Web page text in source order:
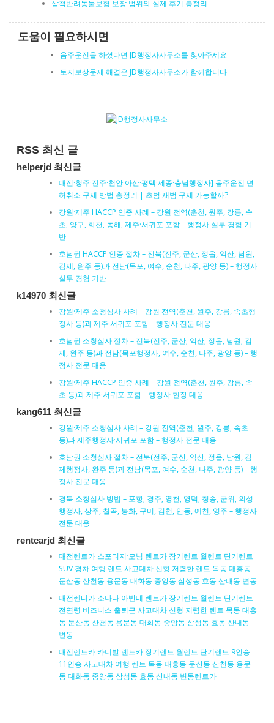
삼척반려동물보험 보장 범위와 실제 후기 총정리
도움이 필요하시면
음주운전을 하셨다면 JD행정사사무소를 찾아주세요
토지보상문제 해결은 JD행정사사무소가 함께합니다
RSS 최신 글
helperjd 최신글
대전·청주·전주·천안·아산·평택·세종·충남행정사] 음주운전 면
허취소 구제 방법 총정리 | 초범·재범 구제 가능할까?
강원·제주 HACCP 인증 사례 – 강원 전역(춘천, 원주, 강릉, 속
초, 양구, 화천, 동해, 제주·서귀포 포함 – 행정사 실무 경험 기
반
호남권 HACCP 인증 절차 – 전북(전주, 군산, 정읍, 익산, 남원,
김제, 완주 등)과 전남(목포, 여수, 순천, 나주, 광양 등) – 행정사
실무 경험 기반
k14970 최신글
강원·제주 소청심사 사례 – 강원 전역(춘천, 원주, 강릉, 속초행
정사 등)과 제주·서귀포 포함 – 행정사 전문 대응
호남권 소청심사 절차 – 전북(전주, 군산, 익산, 정읍, 남원, 김
제, 완주 등)과 전남(목포행정사, 여수, 순천, 나주, 광양 등) – 행
정사 전문 대응
강원·제주 HACCP 인증 사례 – 강원 전역(춘천, 원주, 강릉, 속
초 등)과 제주·서귀포 포함 – 행정사 현장 대응
kang611 최신글
강원·제주 소청심사 사례 – 강원 전역(춘천, 원주, 강릉, 속초
등)과 제주행정사·서귀포 포함 – 행정사 전문 대응
호남권 소청심사 절차 – 전북(전주, 군산, 익산, 정읍, 남원, 김
제행정사, 완주 등)과 전남(목포, 여수, 순천, 나주, 광양 등) – 행
정사 전문 대응
경북 소청심사 방법 – 포항, 경주, 영천, 영덕, 청송, 군위, 의성
행정사, 상주, 칠곡, 봉화, 구미, 김천, 안동, 예천, 영주 – 행정사
전문 대응
rentcarjd 최신글
대전렌트카 스포티지·모닝 렌트카 장기렌트 월렌트 단기렌트
SUV 경차 여행 렌트 사고대차 신형 저렴한 렌트 목동 대흥동
둔산동 산천동 용문동 대화동 중앙동 삼성동 효동 산내동 변동
대전렌터카 소나타·아반테 렌트카 장기렌트 월렌트 단기렌트
전연령 비즈니스 출퇴근 사고대차 신형 저렴한 렌트 목동 대흥
동 둔산동 산천동 용문동 대화동 중앙동 삼성동 효동 산내동
변동
대전렌트카 카니발 렌트카 장기렌트 월렌트 단기렌트 9인승
11인승 사고대차 여행 렌트 목동 대흥동 둔산동 산천동 용문
동 대화동 중앙동 삼성동 효동 산내동 변동렌트카